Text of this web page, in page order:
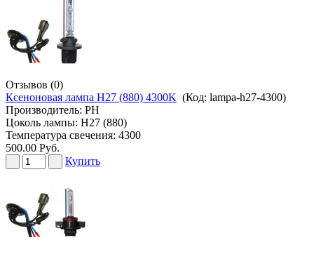
Отзывов (0)
Ксеноновая лампа H27 (880) 4300K (Код: lampa-h27-4300)
Производитель: PH
Цоколь лампы: H27 (880)
Температура свечения: 4300
500.00 Руб.
Купить